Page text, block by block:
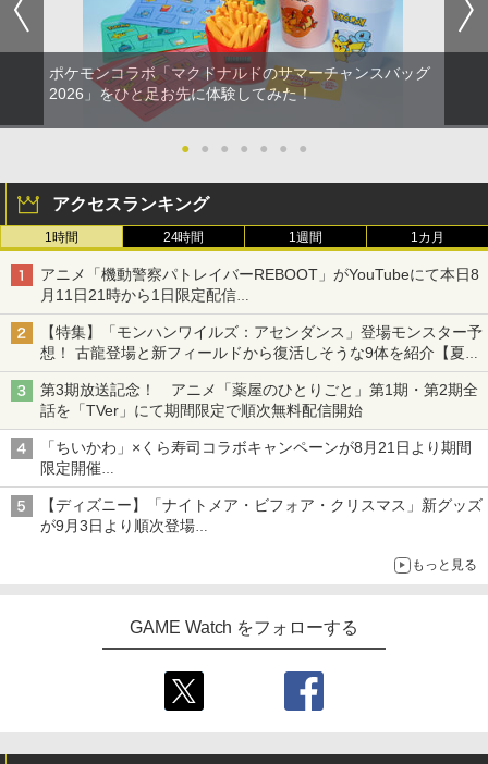
ポケモンコラボ「マクドナルドのサマーチャンスバッグ
2026」をひと足お先に体験してみた！
● ● ● ● ● ● ●
アクセスランキング
1時間 24時間 1週間 1カ月
アニメ「機動警察パトレイバーREBOOT」がYouTubeにて本日8
月11日21時から1日限定配信
8月14日にはU-NEXTで限定配信
【特集】「モンハンワイルズ：アセンダンス」登場モンスター予
想！ 古龍登場と新フィールドから復活しそうな9体を紹介【夏休
み特集2026】
第3期放送記念！ アニメ「薬屋のひとりごと」第1期・第2期全
話を「TVer」にて期間限定で順次無料配信開始
「ちいかわ」×くら寿司コラボキャンペーンが8月21日より期間
限定開催
オリジナルの湯呑みや寿司皿が景品に登場！
【ディズニー】「ナイトメア・ビフォア・クリスマス」新グッズ
が9月3日より順次登場
もっと見る
GAME Watch をフォローする